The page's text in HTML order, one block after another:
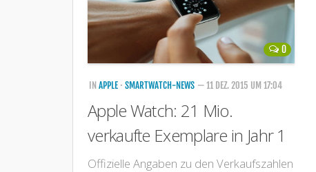
0
IN APPLE · SMARTWATCH-NEWS — 11 DEZ. 2015 UM 17:04
Apple Watch: 21 Mio.
verkaufte Exemplare in Jahr 1
Offizielle Angaben zu den Verkaufszahlen